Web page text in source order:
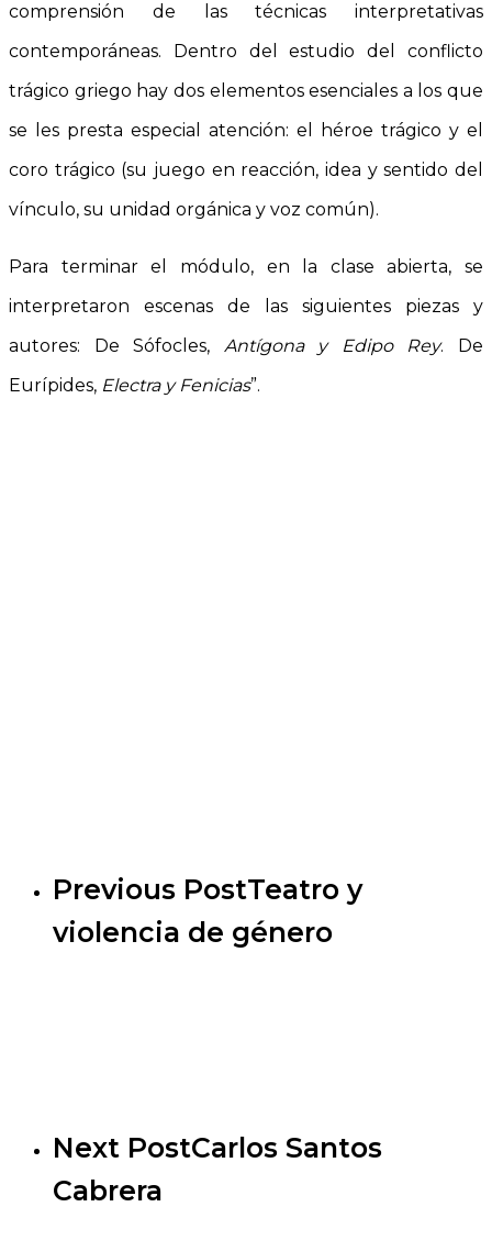
comprensión de las técnicas interpretativas
contemporáneas. Dentro del estudio del conflicto
trágico griego hay dos elementos esenciales a los que
se les presta especial atención: el héroe trágico y el
coro trágico (su juego en reacción, idea y sentido del
vínculo, su unidad orgánica y voz común).
Para terminar el módulo, en la clase abierta, se
interpretaron escenas de las siguientes piezas y
autores: De Sófocles, Antígona y Edipo Rey. De
Eurípides, Electra y Fenicias”.
Previous PostTeatro y
violencia de género
Next PostCarlos Santos
Cabrera